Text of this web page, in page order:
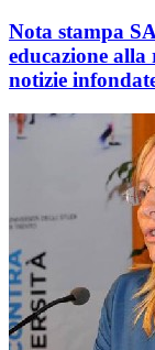
Nota stampa
educazione alla
notizie